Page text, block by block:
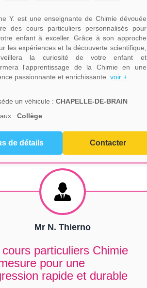
Y. est une enseignante de Chimie dévouée
des cours particuliers personnalisés pour
enfant à exceller. Grâce à son approche
les expériences et la découverte scientifique,
la curiosité de votre enfant et
l'apprentissage de la Chimie en une
passionnante et enrichissante. voir +
un véhicule : CHAPELLE-DE-BRAIN
: Collège
de détails Contacter
Mr N. Thierno
particuliers Chimie
pour une
rapide et durable